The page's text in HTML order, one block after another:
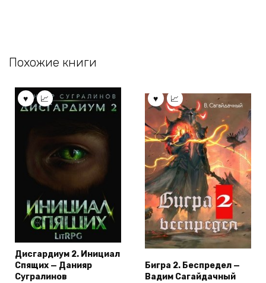
Похожие книги
Дисгардиум 2. Инициал
Спящих — Данияр
Сугралинов
Бигра 2. Беспредел —
Вадим Сагайдачный